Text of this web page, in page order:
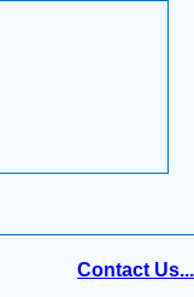
Contact Us...